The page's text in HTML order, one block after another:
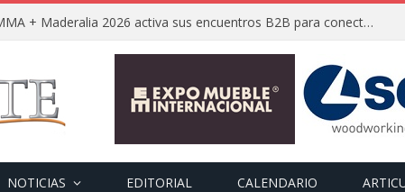
FIMMA + Maderalia 2026 activa sus encuentros B2B para conectar a expositores con compradores internacionales
NOTICIAS EDITORIAL CALENDARIO